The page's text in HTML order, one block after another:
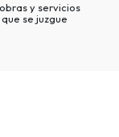
y servicios
se juzgue